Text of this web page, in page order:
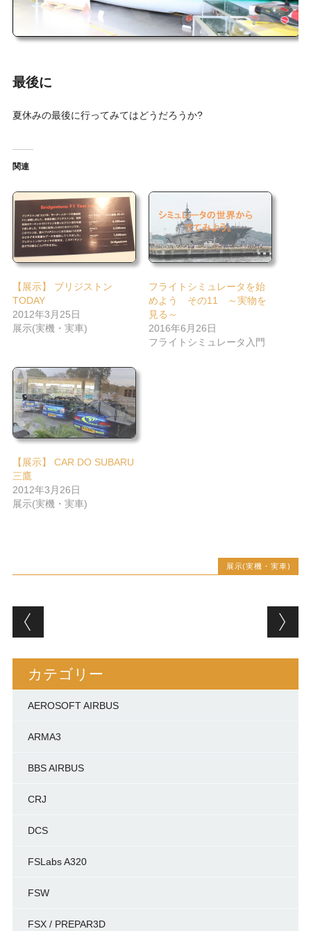
最後に
夏休みの最後に行ってみてはどうだろうか?
関連
【展示】 ブリジストン
TODAY
2012年3月25日
展示(実機・実車)
フライトシミュレータを始
めよう その11 ～実物を
見る～
2016年6月26日
フライトシミュレータ入門
【展示】 CAR DO SUBARU
三鷹
2012年3月26日
展示(実機・実車)
展示(実機・実車)
投稿ナビゲーション
カテゴリー
AEROSOFT AIRBUS
ARMA3
BBS AIRBUS
CRJ
DCS
FSLabs A320
FSW
FSX / PREPAR3D